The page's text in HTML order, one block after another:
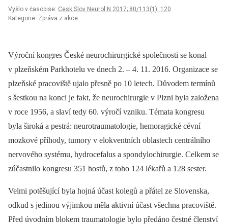
Vyšlo v časopise: Cesk Slov Neurol N 2017; 80/113(1): 120
Kategorie: Zpráva z akce
Výroční kongres České neurochirurgické společnosti se konal
v plzeňském Parkhotelu ve dnech 2. –⁠ 4. 11. 2016. Organizace se
plzeňské pracoviště ujalo přesně po 10 letech. Důvodem termínů
s šestkou na konci je fakt, že neurochirurgie v Plzni byla založena
v roce 1956, a slaví tedy 60. výročí vzniku. Témata kongresu
byla široká a pestrá: neurotraumatologie, hemoragické cévní
mozkové příhody, tumory v elokventních oblastech centrálního
nervového systému, hydrocefalus a spondylochirurgie. Celkem se
zúčastnilo kongresu 351 hostů, z toho 124 lékařů a 128 sester.
Velmi potěšující byla hojná účast kolegů a přátel ze Slovenska,
odkud s jedinou výjimkou měla aktivní účast všechna pracoviště.
Před úvodním blokem traumatologie bylo předáno čestné členství